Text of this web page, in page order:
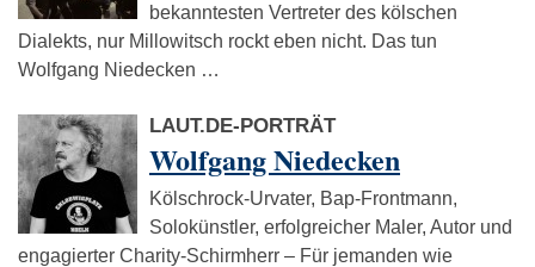
bekanntesten Vertreter des kölschen
Dialekts, nur Millowitsch rockt eben nicht. Das tun
Wolfgang Niedecken …
LAUT.DE-PORTRÄT
Wolfgang Niedecken
Kölschrock-Urvater, Bap-Frontmann,
Solokünstler, erfolgreicher Maler, Autor und
engagierter Charity-Schirmherr – Für jemanden wie